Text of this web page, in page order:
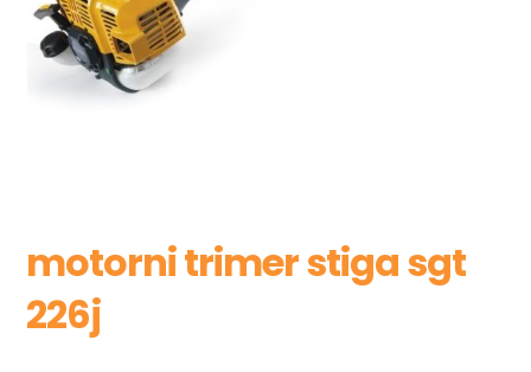
motorni trimer stiga sgt
226j